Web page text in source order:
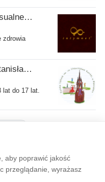
aby poprawić jakość
przeglądanie, wyrażasz
Polskie Centrum Zdrowia Seksualnego
zdrowia
Polska Szkoła Sobotnia im. Stanisława Kostki
lat do 17 lat.
Prywatność